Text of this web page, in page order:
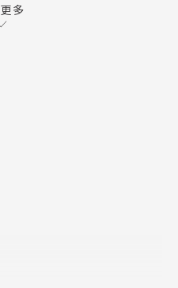
情有限
我也要陪在身邊
進佔立法院，掀開了島
為「太陽花學運」，事實
以及公民意識崛起和反
年齡層不斷擴大，最後撐
，各種NGO團體、上班
紛加入，每個人自動自
計功勞……從各項分布的
泛性，一場全民的公民運
多